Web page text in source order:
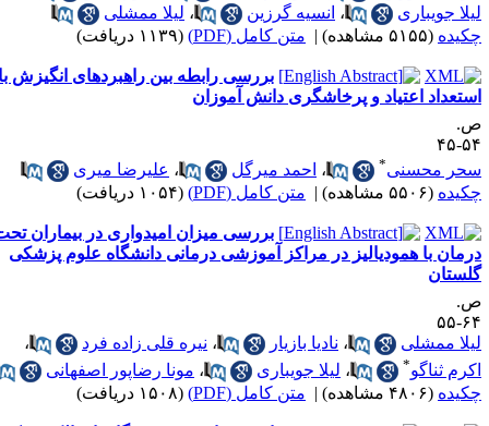
جویباری
،انسیه گرزین ،لیلا ممشلی
(۵۱۵۵ مشاهده) | متن کامل (PDF) (۱۱۳۹ دریافت)
بررسی رابطه بین راهبردهای انگیزش با
اعتیاد و پرخاشگری دانش آموزان
۴۵
محسنی
،احمد میرگل ،علیرضا میری
(۵۵۰۶ مشاهده) | متن کامل (PDF) (۱۰۵۴ دریافت)
بررسی میزان امیدواری در بیماران تحت
با همودیالیز در مراکز آموزشی درمانی دانشگاه علوم پزشکی
۵۵
ممشلی
،نادیا بازیار ،نیره قلی زاده فرد
،
ثناگو* ،لیلا جویباری ،مونا رضاپور اصفهانی
(۴۸۰۶ مشاهده) | متن کامل (PDF) (۱۵۰۸ دریافت)